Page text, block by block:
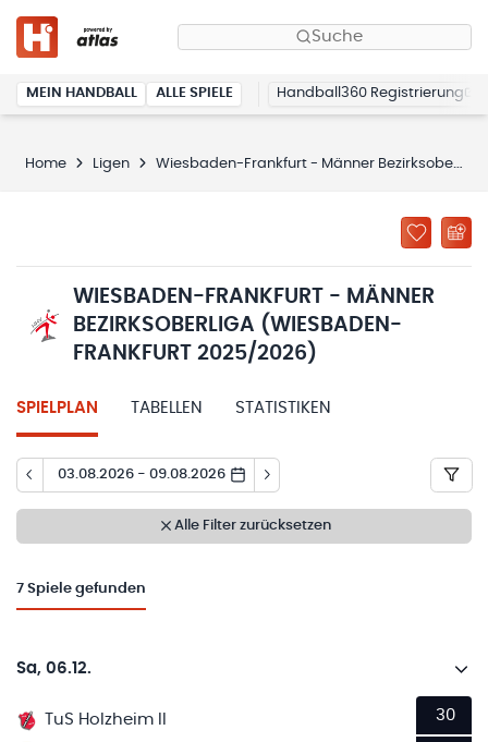
Suche
MEIN HANDBALL ALLE SPIELE Handball360 Registrierung
Home Ligen Wiesbaden-Frankfurt - Männer Bezirksoberliga (Wiesbaden-Frankfurt 2025/2026)
WIESBADEN-FRANKFURT - MÄNNER
BEZIRKSOBERLIGA (WIESBADEN-
FRANKFURT 2025/2026)
SPIELPLAN TABELLEN STATISTIKEN
03.08.2026 - 09.08.2026
Alle Filter zurücksetzen
7 Spiele gefunden
Sa, 06.12.
TuS Holzheim II
30